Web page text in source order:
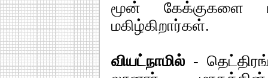
மூன் கேக்குகளை
மகிழ்கிறார்கள்.
வியட்நாமில் -